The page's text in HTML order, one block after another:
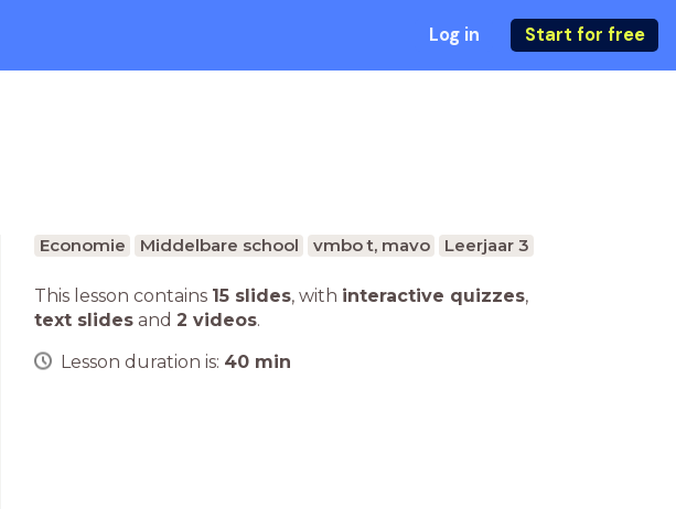
Log in Start for free
Economie Middelbare school vmbo t, mavo Leerjaar 3
This lesson contains 15 slides, with interactive quizzes,
text slides and 2 videos.
Lesson duration is: 40 min